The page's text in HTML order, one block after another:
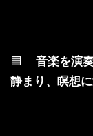
🟦 音楽を演
静まり、瞑想